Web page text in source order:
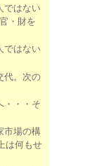
ではない
・財を
ではない
代。次の
・・・そ
市場の構
は何もせ